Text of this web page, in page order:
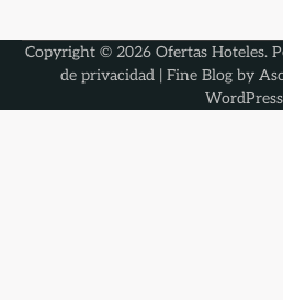
Copyright © 2026 Ofertas Hoteles.
de privacidad| Fine Blog by
WordPress